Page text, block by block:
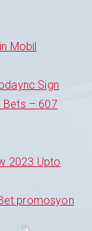
Mobil
Sign
Bets – 607
2023 Upto
promosyon